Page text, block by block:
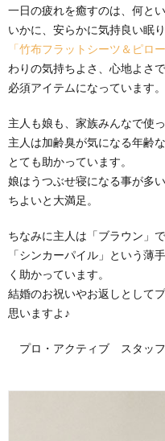
一日の疲れを癒すのは、何とい
いかに、安らかに気持良い眠
「竹布フラットシーツ＆ピロ
わりの気持ちよさ、心地よさ
必須アイテムになっています。
主人も娘も、家族みんなで使っ
主人は加齢臭が気になる年齢
とても助かっています。
娘はうつぶせ寝になる事が多
ちよいと大満足。
ちなみに主人は「ブラウン」
「シンカーパイル」という薄
く助かっています。
結婚のお祝いやお返しとして
思いますよ♪
プロ・アクティブ スタッ